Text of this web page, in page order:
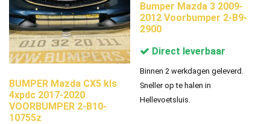
BUMPER Mazda CX5 kls
4xpdc 2017-2020
VOORBUMPER 2-B10-
10755z
Bumper Mazda 3 2009-
2012 Voorbumper 2-B9-
2900
Direct leverbaar
Binnen 2 werkdagen geleverd.
Sneller op te halen in
Hellevoetsluis.